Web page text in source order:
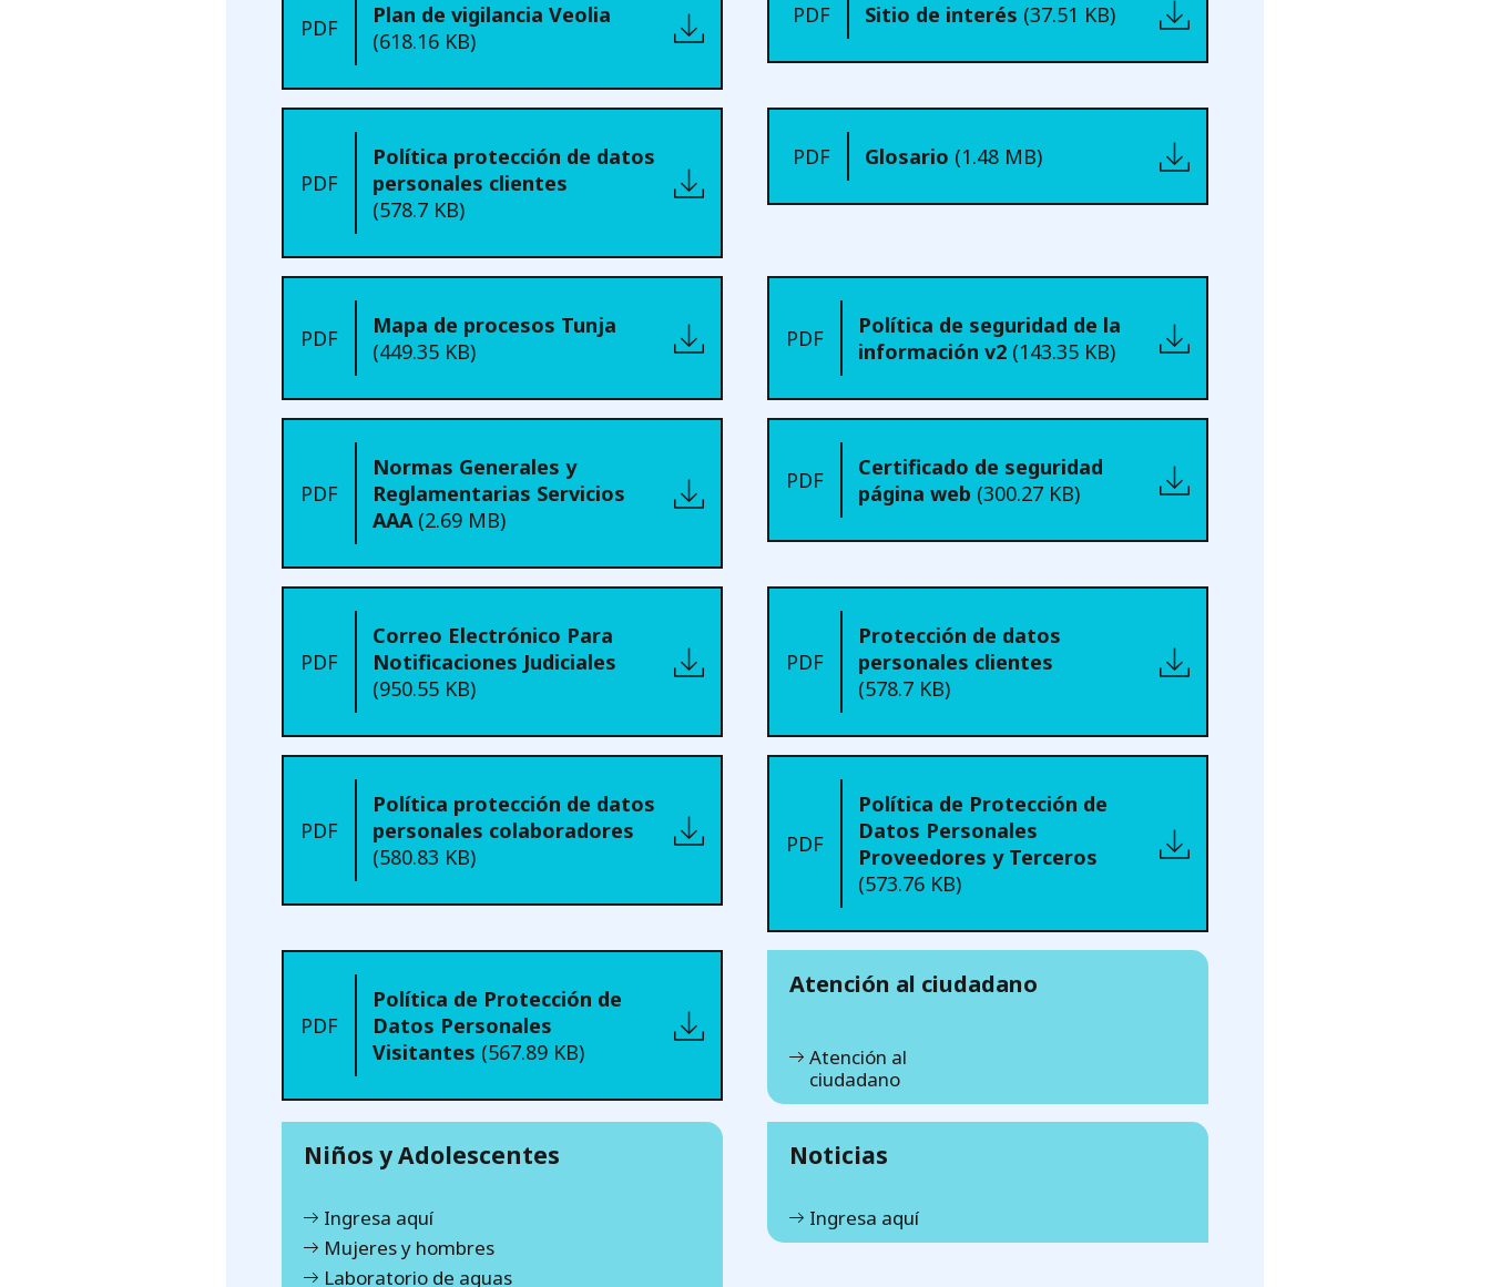
PDF
Plan de vigilancia Veolia
(618.16 KB)
PDF Sitio de interés (37.51 KB)
PDF
Política protección de datos
personales clientes
(578.7 KB)
PDF Glosario (1.48 MB)
PDF
Mapa de procesos Tunja
(449.35 KB)
PDF
Política de seguridad de la
información v2 (143.35 KB)
PDF
Normas Generales y
Reglamentarias Servicios
AAA (2.69 MB)
PDF
Certificado de seguridad
página web (300.27 KB)
PDF
Correo Electrónico Para
Notificaciones Judiciales
(950.55 KB)
PDF
Protección de datos
personales clientes
(578.7 KB)
PDF
Política protección de datos
personales colaboradores
(580.83 KB)
PDF
Política de Protección de
Datos Personales
Proveedores y Terceros
(573.76 KB)
PDF
Política de Protección de
Datos Personales
Visitantes (567.89 KB)
Atención al ciudadano
Atención al
ciudadano
Niños y Adolescentes
Ingresa aquí
Mujeres y hombres
Laboratorio de aguas
Noticias
Ingresa aquí